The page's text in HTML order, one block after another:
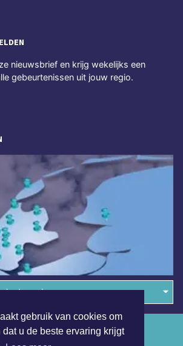
gebruik van cookies om
dat u de beste ervaring krijgt
nieuwsbrief en krijg wekelijks een
gebeurtenissen uit jouw regio.
in de regio